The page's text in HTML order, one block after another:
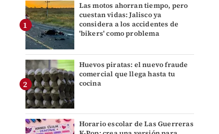
Las motos ahorran tiempo, pero
cuestan vidas: Jalisco ya
considera a los accidentes de
'bikers' como problema
Huevos piratas: el nuevo fraude
comercial que llega hasta tu
cocina
Horario escolar de Las Guerreras